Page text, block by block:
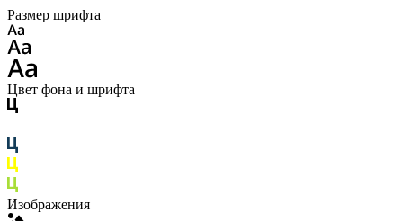
Размер шрифта
Цвет фона и шрифта
Изображения